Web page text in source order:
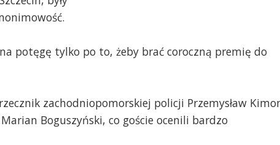
potęgę tylko po to, żeby brać coroczną premię do
zachodniopomorskiej policji Przemysław
Boguszyński, co goście ocenili bardzo
W filmie „1920 Bitwa warszawska” pada kwestia do
ani munduru nie plami” a ja stwierdzam, że czysta głupota
policjantów i pracowników tych z kierownictwa i ich
się na tym co robią, pracowici, mozolnie, z dużym trudem
Tak jak w całym naszym polskim społeczeństwie. Ale wiem
pana Aleksandra Małachowskiego. Pamiętam jego ciepłe i
nocą” i „Rozmowy o cierpieniu”. Już w 2001 roku
republiki kolesiów. Niestety jego słowa sprzed 13 lat są
aktualne: „Nie szuka się w obecnych czasach ludzi umiejących